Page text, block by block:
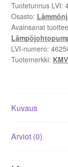
Tuotetunnus LVI:
Osasto:
Avainsanat
LVI-numero:
Tuotemerkki: KMV
Kuvaus
Arviot (0)